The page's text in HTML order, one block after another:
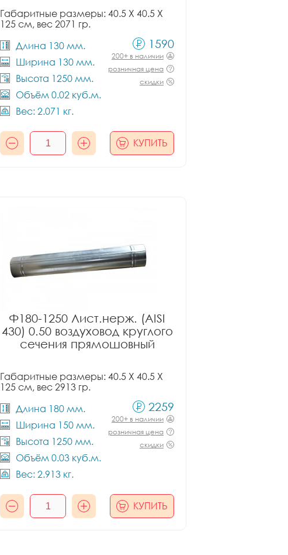
Габаритные размеры: 40.5 X 40.5 X
125 см, вес 2071 гр.
Длина 130 мм.
Ширина 130 мм.
Высота 1250 мм.
Объём 0.02 куб.м.
Вес: 2.071 кг.
1590
200+ в наличии
розничная цена
скидки
КУПИТЬ
Ф180-1250 Лист.нерж. (AISI
430) 0.50 воздуховод круглого
сечения прямошовный
Габаритные размеры: 40.5 X 40.5 X
125 см, вес 2913 гр.
Длина 180 мм.
Ширина 150 мм.
Высота 1250 мм.
Объём 0.03 куб.м.
Вес: 2.913 кг.
2259
200+ в наличии
розничная цена
скидки
КУПИТЬ